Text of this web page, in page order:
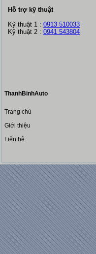
Hỗ trợ kỹ thuật
Kỹ thuật 1 : 0913 510033
Kỹ thuật 2 : 0941 543804
ThanhBinhAuto
Trang chủ
Giới thiệu
Liên hệ